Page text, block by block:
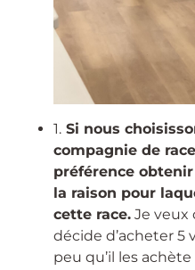
1. Si nous
compagnie de
préférence
la raison pour
cette race. Je veux
décide d’acheter 5
peu qu’il les